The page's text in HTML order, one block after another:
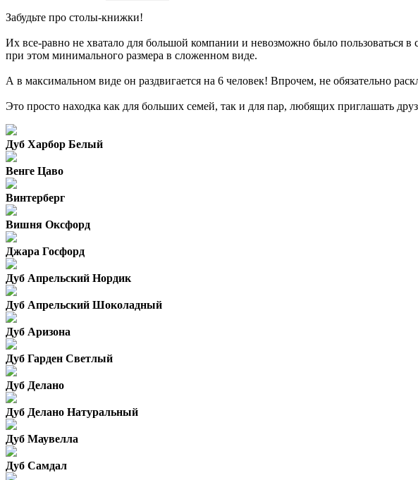
Забудьте про столы-книжки!
Их все-равно не хватало для большой компании и невозможно было
при этом минимального размера в сложенном виде.
А в максимальном виде он раздвигается на 6 человек! Впрочем, не обязательно
Это просто находка как для больших семей, так и для пар, любящих приглашать
Дуб Харбор Белый
Венге Цаво
Винтерберг
Вишня Оксфорд
Джара Госфорд
Дуб Апрельский Нордик
Дуб Апрельский Шоколадный
Дуб Аризона
Дуб Гарден Светлый
Дуб Делано
Дуб Делано Натуральный
Дуб Маувелла
Дуб Самдал